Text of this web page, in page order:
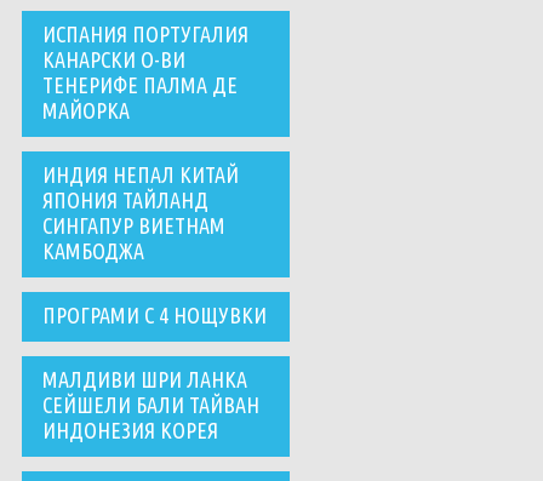
ИСПАНИЯ ПОРТУГАЛИЯ
КАНАРСКИ О-ВИ
ТЕНЕРИФЕ ПАЛМА ДЕ
МАЙОРКА
ИНДИЯ НЕПАЛ КИТАЙ
ЯПОНИЯ ТАЙЛАНД
СИНГАПУР ВИЕТНАМ
КАМБОДЖА
ПРОГРАМИ С 4 НОЩУВКИ
МАЛДИВИ ШРИ ЛАНКА
СЕЙШЕЛИ БАЛИ ТАЙВАН
ИНДОНЕЗИЯ КОРЕЯ